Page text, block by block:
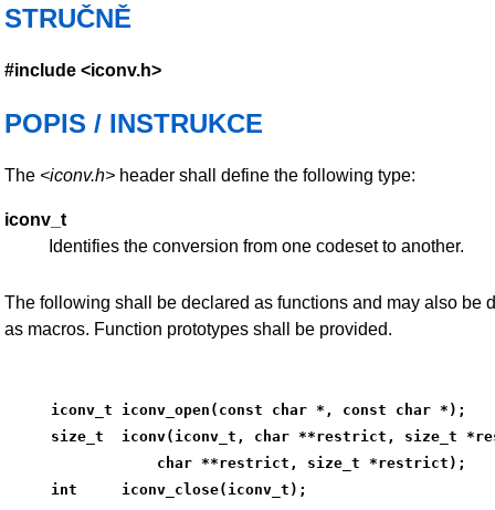
STRUČNĚ
#include <iconv.h>
POPIS / INSTRUKCE
The <iconv.h> header shall define the following type:
iconv_t
Identifies the conversion from one codeset to another.
The following shall be declared as functions and may also be
as macros. Function prototypes shall be provided.
iconv_t iconv_open(const char *, const char *);
size_t  iconv(iconv_t, char **restrict, size_t
            char **restrict, size_t *restrict);
int     iconv_close(iconv_t);